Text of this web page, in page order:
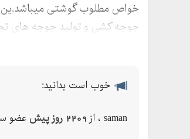
خواص مطلوب گوشتی می­باشد.ین
جوجه کشی و تولید جوجه های
مرغهای جوجه کشی شده به
خوب است بدانید:
saman ، از 2209 روز پیش عضو